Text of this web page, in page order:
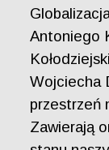
Antoniego
Wojciecha
przestrzeń
Zawierają